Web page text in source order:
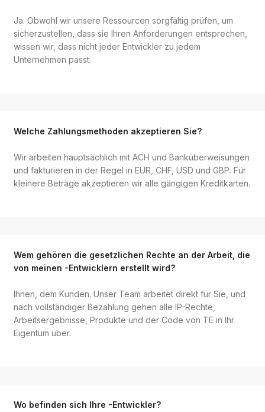
Ja. Obwohl wir unsere Ressourcen sorgfältig prüfen, um
sicherzustellen, dass sie Ihren Anforderungen entsprechen,
wissen wir, dass nicht jeder Entwickler zu jedem
Unternehmen passt.
Welche Zahlungsmethoden akzeptieren Sie?
Wir arbeiten hauptsächlich mit ACH und Banküberweisungen
und fakturieren in der Regel in EUR, CHF, USD und GBP. Für
kleinere Beträge akzeptieren wir alle gängigen Kreditkarten.
Wem gehören die gesetzlichen Rechte an der Arbeit, die
von meinen -Entwicklern erstellt wird?
Ihnen, dem Kunden. Unser Team arbeitet direkt für Sie, und
nach vollständiger Bezahlung gehen alle IP-Rechte,
Arbeitsergebnisse, Produkte und der Code von TE in Ihr
Eigentum über.
Wo befinden sich Ihre -Entwickler?